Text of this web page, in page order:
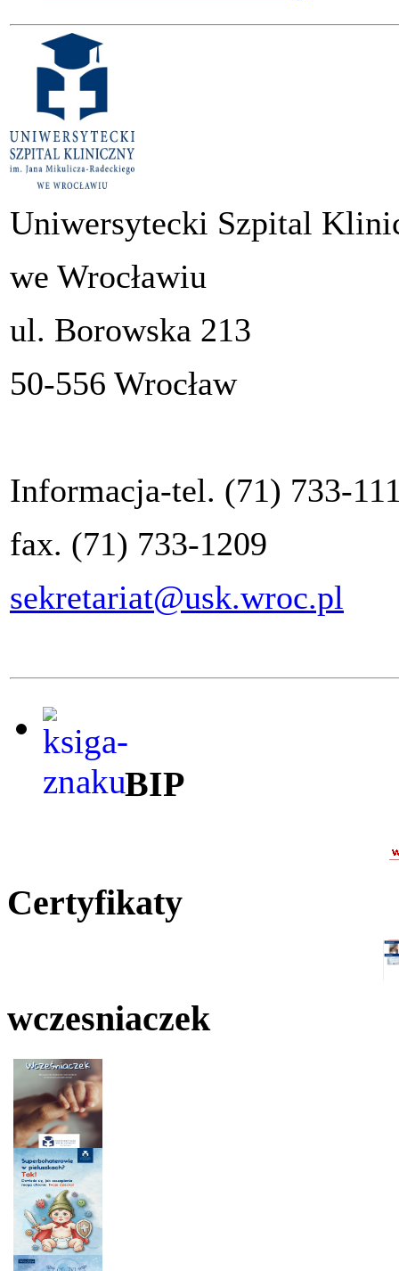
Uniwersytecki Szpital
we Wrocławiu
ul. Borowska 213
50-556 Wrocław
Informacja-tel. (71) 733-
fax. (71) 733-1209
sekretariat@usk.wroc.pl
BIP
Certyfikaty
wczesniaczek